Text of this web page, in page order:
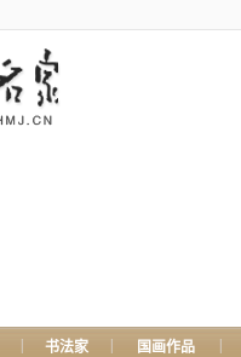
书法家 国画作品